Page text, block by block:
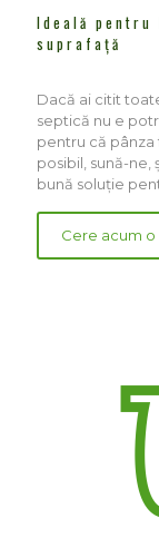
Ideală
suprafață
Dacă ai citit
septică nu e
pentru că pânza
posibil, sună-
bună soluție
Cere acum